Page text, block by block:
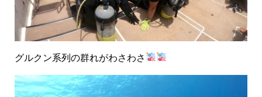
グルクン系列の群れがわさわさ